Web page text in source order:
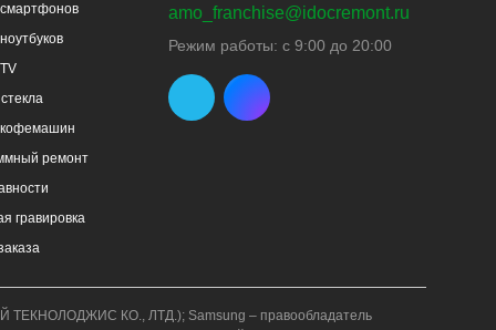
ремонт
гравировка
amo_franchise@idocremont.ru
Режим работы: с 9:00 до 20:00
ТЕКНОЛОДЖИС КО., ЛТД.); Samsung – правообладатель